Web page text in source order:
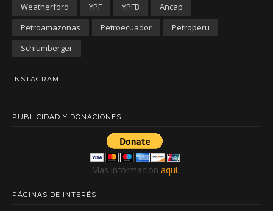
Weatherford
YPF YPFB
Ancap
Petroamazonas
Petroecuador
Petroperu
Schlumberger
INSTAGRAM
PUBLICIDAD Y DONACIONES
Mas información aquí.
PÁGINAS DE INTERÉS